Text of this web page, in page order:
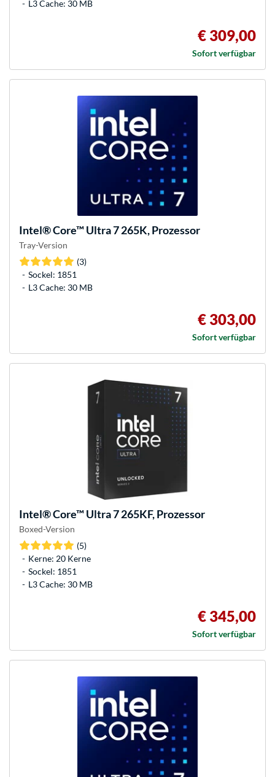
L3 Cache: 30 MB
€ 309,00
Sofort verfügbar
Intel®Core™ Ultra 7 265K, Prozessor
Tray-Version
(3)
Sockel: 1851
L3 Cache: 30 MB
€ 303,00
Sofort verfügbar
Intel®Core™ Ultra 7 265KF, Prozessor
Boxed-Version
(5)
Kerne: 20 Kerne
Sockel: 1851
L3 Cache: 30 MB
€ 345,00
Sofort verfügbar